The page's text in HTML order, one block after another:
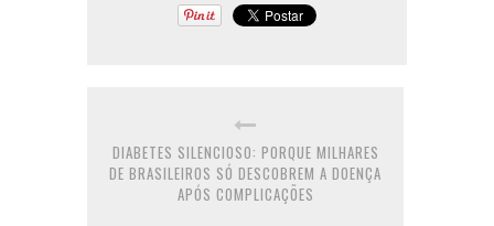
DIABETES SILENCIOSO: PORQUE MILHARES
DE BRASILEIROS SÓ DESCOBREM A DOENÇA
APÓS COMPLICAÇÕES